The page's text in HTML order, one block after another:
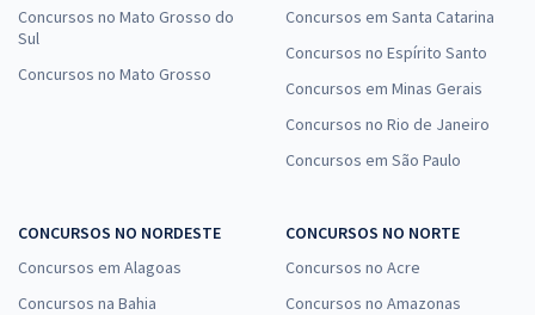
Concursos no Mato Grosso do
Sul
Concursos no Mato Grosso
Concursos em Santa Catarina
Concursos no Espírito Santo
Concursos em Minas Gerais
Concursos no Rio de Janeiro
Concursos em São Paulo
CONCURSOS NO NORDESTE
Concursos em Alagoas
Concursos na Bahia
CONCURSOS NO NORTE
Concursos no Acre
Concursos no Amazonas